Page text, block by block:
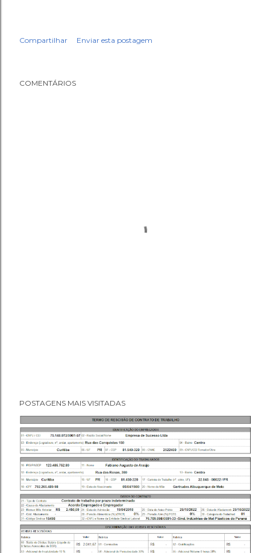
Compartilhar Enviar esta postagem
COMENTÁRIOS
POSTAGENS MAIS VISITADAS